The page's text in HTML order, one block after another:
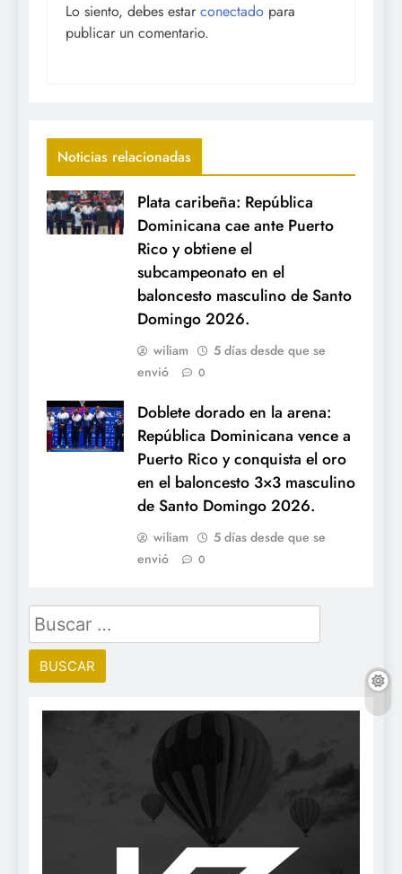
Lo siento, debes estar conectado para
publicar un comentario.
Noticias relacionadas
Plata caribeña: República
Dominicana cae ante Puerto
Rico y obtiene el
subcampeonato en el
baloncesto masculino de Santo
Domingo 2026.
wiliam
5 días desde que se
envió
0
Doblete dorado en la arena:
República Dominicana vence a
Puerto Rico y conquista el oro
en el baloncesto 3×3 masculino
de Santo Domingo 2026.
wiliam
5 días desde que se
envió
0
Buscar: